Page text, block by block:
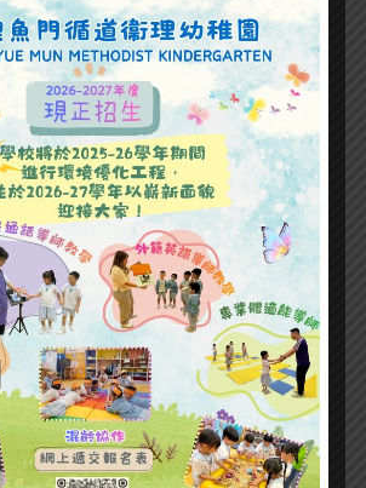
+ Add to Google Calendar
+ iCal / Outlook export
SHARE THIS EVENT